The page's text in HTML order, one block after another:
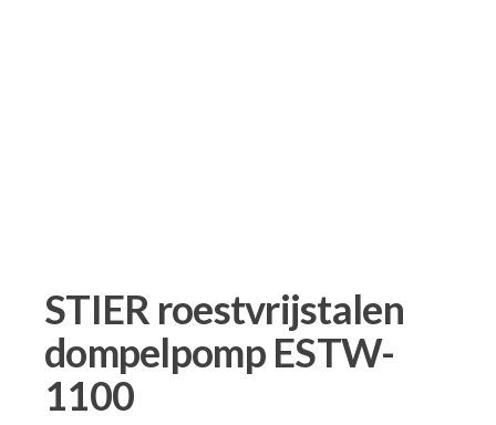
STIER roestvrijstalen
dompelpomp ESTW-
1100